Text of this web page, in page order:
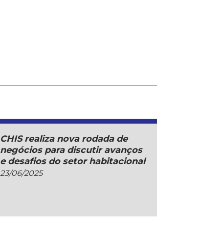
CHIS realiza nova rodada de
negócios para discutir avanços
e desafios do setor habitacional
23/06/2025